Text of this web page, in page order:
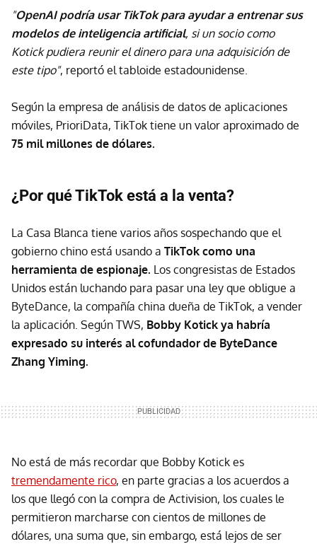
"OpenAI podría usar TikTok para ayudar a entrenar sus
modelos de inteligencia artificial, si un socio como
Kotick pudiera reunir el dinero para una adquisición de
este tipo", reportó el tabloide estadounidense.
Según la empresa de análisis de datos de aplicaciones
móviles, PrioriData, TikTok tiene un valor aproximado de
75 mil millones de dólares.
¿Por qué TikTok está a la venta?
La Casa Blanca tiene varios años sospechando que el
gobierno chino está usando a TikTok como una
herramienta de espionaje. Los congresistas de Estados
Unidos están luchando para pasar una ley que obligue a
ByteDance, la compañía china dueña de TikTok, a vender
la aplicación. Según TWS, Bobby Kotick ya habría
expresado su interés al cofundador de ByteDance
Zhang Yiming.
No está de más recordar que Bobby Kotick es
tremendamente rico, en parte gracias a los acuerdos a
los que llegó con la compra de Activision, los cuales le
permitieron marcharse con cientos de millones de
dólares, una suma que, sin embargo, está lejos de ser